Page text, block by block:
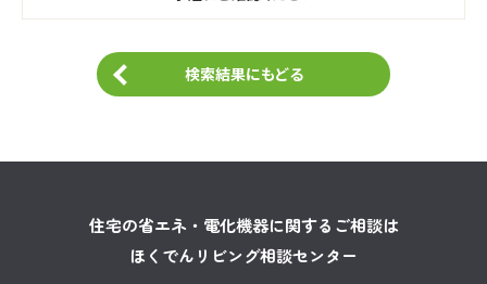
検索結果にもどる
住宅の省エネ・電化機器に関するご相談は
ほくでんリビング相談センター